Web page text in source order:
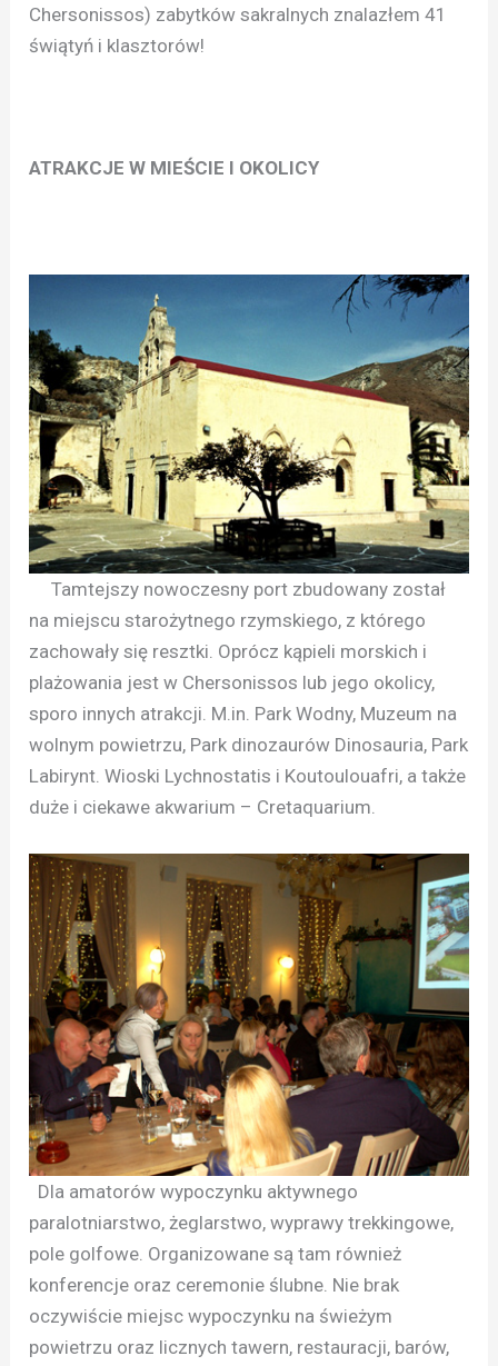
Chersonissos) zabytków sakralnych znalazłem 41
świątyń i klasztorów!
ATRAKCJE W MIEŚCIE I OKOLICY
Tamtejszy nowoczesny port zbudowany został
na miejscu starożytnego rzymskiego, z którego
zachowały się resztki. Oprócz kąpieli morskich i
plażowania jest w Chersonissos lub jego okolicy,
sporo innych atrakcji. M.in. Park Wodny, Muzeum na
wolnym powietrzu, Park dinozaurów Dinosauria, Park
Labirynt. Wioski Lychnostatis i Koutoulouafri, a także
duże i ciekawe akwarium – Cretaquarium.
Dla amatorów wypoczynku aktywnego
paralotniarstwo, żeglarstwo, wyprawy trekkingowe,
pole golfowe. Organizowane są tam również
konferencje oraz ceremonie ślubne. Nie brak
oczywiście miejsc wypoczynku na świeżym
powietrzu oraz licznych tawern, restauracji, barów,